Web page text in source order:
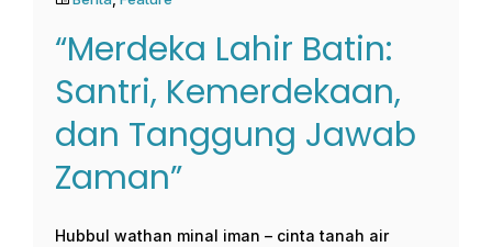
“Merdeka Lahir Batin:
Santri, Kemerdekaan,
dan Tanggung Jawab
Zaman”
Hubbul wathan minal iman – cinta tanah air